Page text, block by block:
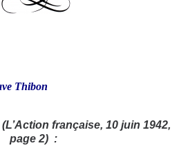
Thibon
française, 10 juin 1942,
page 2) :